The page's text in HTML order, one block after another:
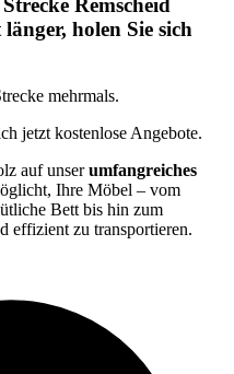
Remscheid
holen Sie sich
mehrmals.
jetzt kostenlose Angebote.
auf unserumfangreiches
Ihre Möbel – vom
Bett bis hin zum
effizient zu transportieren.